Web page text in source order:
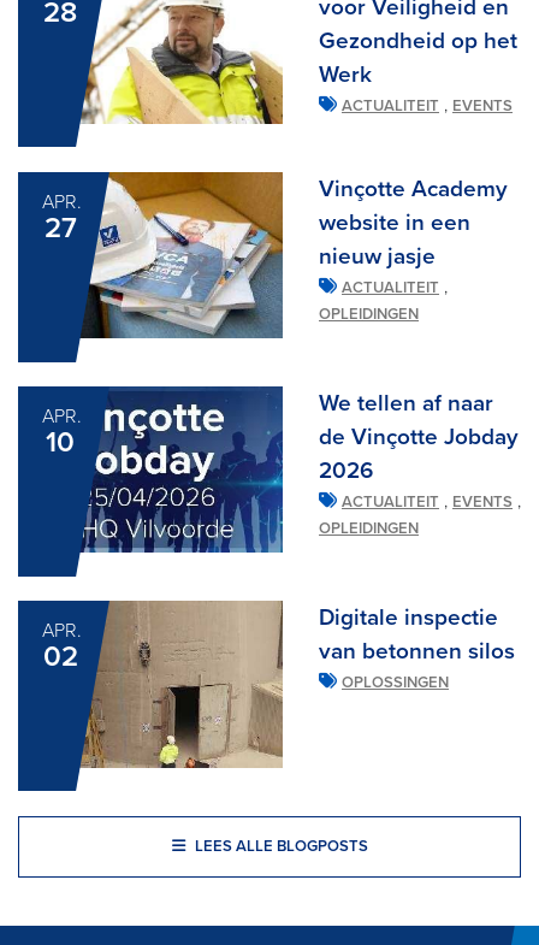
28
voor Veiligheid en
Gezondheid op het
Werk
ACTUALITEIT , EVENTS
APR.
27
Vinçotte Academy
website in een
nieuw jasje
ACTUALITEIT ,
OPLEIDINGEN
APR.
10
We tellen af naar
de Vinçotte Jobday
2026
ACTUALITEIT , EVENTS ,
OPLEIDINGEN
APR.
02
Digitale inspectie
van betonnen silos
OPLOSSINGEN
LEES ALLE BLOGPOSTS